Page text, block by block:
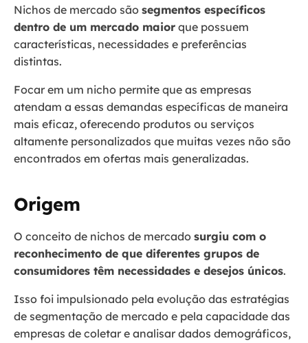
Nichos de mercado são segmentos específicos
dentro de um mercado maior que possuem
características, necessidades e preferências
distintas.
Focar em um nicho permite que as empresas
atendam a essas demandas específicas de maneira
mais eficaz, oferecendo produtos ou serviços
altamente personalizados que muitas vezes não são
encontrados em ofertas mais generalizadas.
Origem
O conceito de nichos de mercado surgiu com o
reconhecimento de que diferentes grupos de
consumidores têm necessidades e desejos únicos.
Isso foi impulsionado pela evolução das estratégias
de segmentação de mercado e pela capacidade das
empresas de coletar e analisar dados demográficos,